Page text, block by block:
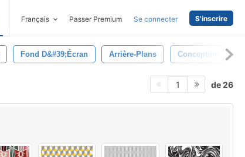
Français Passer Premium Se connecter S'inscrire
Fond D&#39;écran Arrière-Plans Conception
1 de 26